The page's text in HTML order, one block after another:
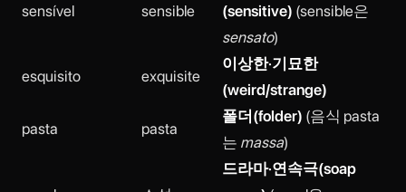
sensível sensible
(sensitive) (sensible은
sensato)
esquisito exquisite
이상한·기묘한
(weird/strange)
pasta pasta
폴더(folder) (음식 pasta
는 massa)
드라마·연속극(soap